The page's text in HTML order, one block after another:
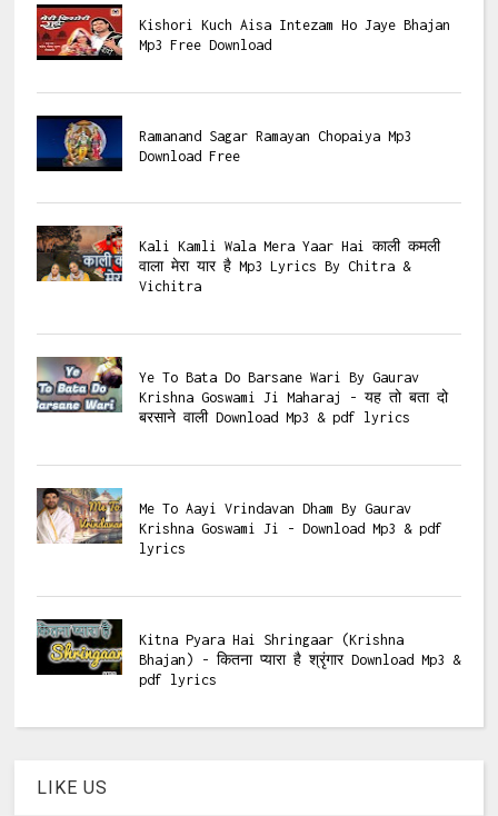
Kishori Kuch Aisa Intezam Ho Jaye Bhajan
Mp3 Free Download
Ramanand Sagar Ramayan Chopaiya Mp3
Download Free
Kali Kamli Wala Mera Yaar Hai काली कमली
वाला मेरा यार है Mp3 Lyrics By Chitra &
Vichitra
Ye To Bata Do Barsane Wari By Gaurav
Krishna Goswami Ji Maharaj - यह तो बता दो
बरसाने वाली Download Mp3 & pdf lyrics
Me To Aayi Vrindavan Dham By Gaurav
Krishna Goswami Ji - Download Mp3 & pdf
lyrics
Kitna Pyara Hai Shringaar (Krishna
Bhajan) - कितना प्यारा है श्रृंगार Download Mp3 &
pdf lyrics
LIKE US